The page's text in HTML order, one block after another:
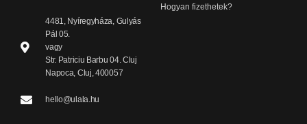
4481, Nyíregyháza, Gulyás
Pál 05.
vagy
Str. Patriciu Barbu 04. Cluj
Napoca, Cluj, 400057
hello@ulala.hu
Hogyan fizethetek?